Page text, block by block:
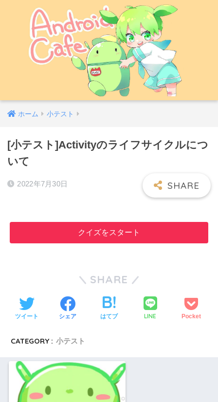
ホーム 小テスト
[小テスト]Activityのライフサイクルにつ
いて
2022年7月30日
クイズをスタート
SHARE
ツイート シェア はてブ LINE Pocket
CATEGORY : 小テスト